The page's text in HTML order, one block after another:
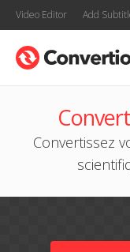
Video Editor Add
Convertissez